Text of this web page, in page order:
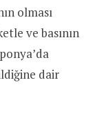
olması
ve basının
dair